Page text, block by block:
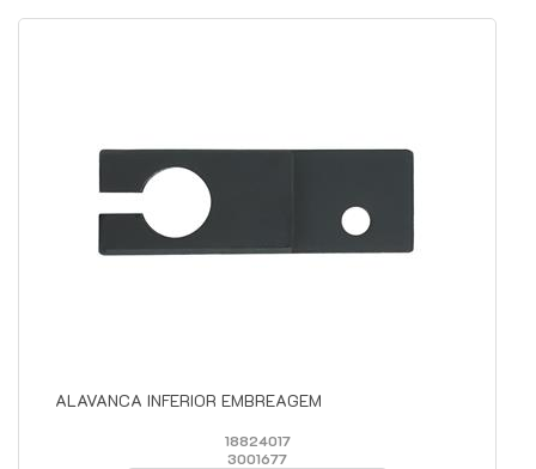
ALAVANCA INFERIOR EMBREAGEM
18824017
3001677